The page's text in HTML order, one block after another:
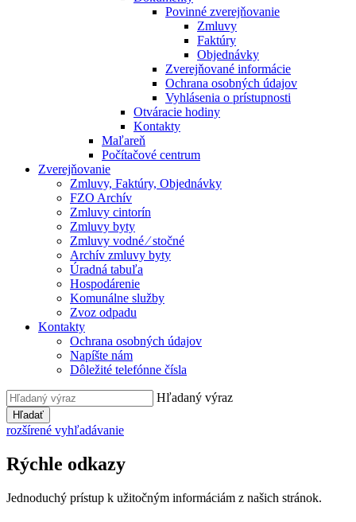
Povinné zverejňovanie
Zmluvy
Faktúry
Objednávky
Zverejňované informácie
Ochrana osobných údajov
Vyhlásenia o prístupnosti
Otváracie hodiny
Kontakty
Maľareň
Počítačové centrum
Zverejňovanie
Zmluvy, Faktúry, Objednávky
FZO Archív
Zmluvy cintorín
Zmluvy byty
Zmluvy vodné ⁄ stočné
Archív zmluvy byty
Úradná tabuľa
Hospodárenie
Komunálne služby
Zvoz odpadu
Kontakty
Ochrana osobných údajov
Napíšte nám
Dôležité telefónne čísla
Hľadaný výraz
Hľadať
rozšírené vyhľadávanie
Rýchle odkazy
Jednoduchý prístup k užitočným informáciám z našich stránok.